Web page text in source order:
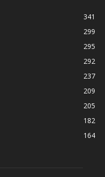
341
299
295
292
237
209
205
182
164